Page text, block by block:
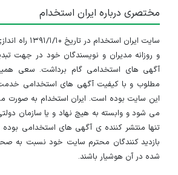
مختصری درباره ایران استخدام
سایت ایران
و روزانه مدیران و نویسندگان خود در جهت
آگهی های استخدامی گام برداشت. سعی
مطلوب و با کیفیت آگهی های استخدامی خدمت
این سایت بوده است. ایران استخدام به
می شود و وابسته به هیچ نهاد و یا سازمان
تنها منتشر کننده ی آگهی های استخدامی بوده
بازدید کنندگان محترم سایت خود نسبت به
شده در آن هوشیار باشند.